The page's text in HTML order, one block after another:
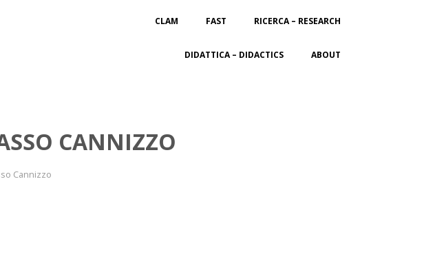
CLAM FAST RICERCA – RESEARCH
DIDATTICA – DIDACTICS ABOUT
CANNIZZO
Cannizzo